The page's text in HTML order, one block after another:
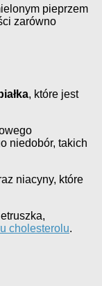
pieprzem
zarówno
białka, które jest
niedobór, takich
niacyny, które
cholesterolu.